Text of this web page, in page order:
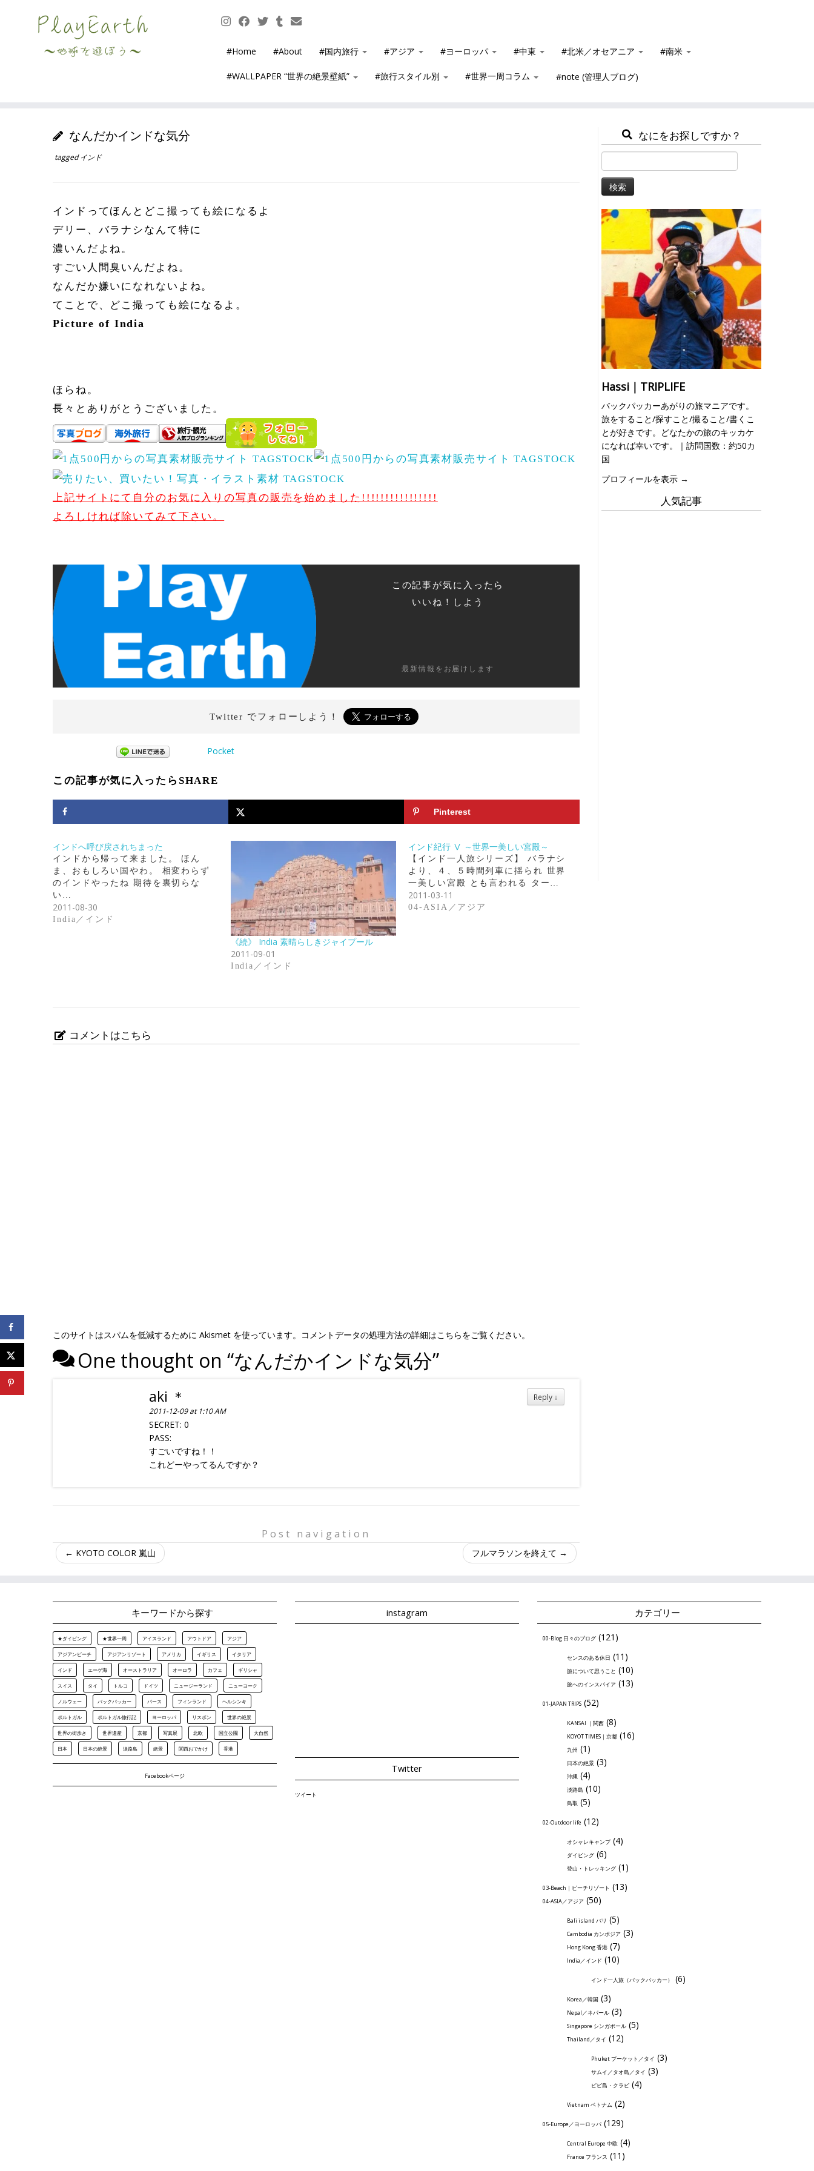
#Home
#About #国内旅行 #アジア #ヨーロッパ #中東 #北米／オセアニア #南米
#WALLPAPER “世界の絶景壁紙” #旅行スタイル別 #世界一周コラム #note (管理人ブログ)
なんだかインドな気分
taggedインド
インドってほんとどこ撮っても絵になるよ
デリー、バラナシなんて特に
濃いんだよね。
すごい人間臭いんだよね。
なんだか嫌いになれないよね。
てことで、どこ撮っても絵になるよ。
Picture of India
ほらね。
長々とありがとうございました。
上記サイトにて自分のお気に入りの写真の販売を始めました!!!!!!!!!!!!!!!!
よろしければ除いてみて下さい。
この記事が気に入ったら
いいね！しよう
最新情報をお届けします
Twitter でフォローしよう！
Pocket
この記事が気に入ったらSHARE
Pinterest
インドへ呼び戻されちまった
インドから帰って来ました。 ほん
ま、おもしろい国やわ。 相変わらず
のインドやったね 期待を裏切らな
い…
2011-08-30
India／インド
《続》 India 素晴らしきジャイプール
2011-09-01
India／インド
インド紀行 Ⅴ ～世界一美しい宮殿～
【インド一人旅シリーズ】 バラナシ
より、４、５時間列車に揺られ 世界
一美しい宮殿 とも言われる ター…
2011-03-11
04-ASIA／アジア
コメントはこちら
このサイトはスパムを低減するために Akismet を使っています。 コメントデータの処理方法の詳細はこちらをご覧ください。
One thought on “なんだかインドな気分”
Reply ↓
aki ＊
2011-12-09 at 1:10 AM
SECRET: 0
PASS:
すごいですね！！
これどーやってるんですか？
Post navigation
← KYOTO COLOR 嵐山 フルマラソンを終えて →
なにをお探しですか？
索:
Hassi｜TRIPLIFE
バックパッカーあがりの旅マニアです。
旅をすること/探すこと/撮ること/書くこ
とが好きです。どなたかの旅のキッカケ
になれば幸いです。｜訪問国数：約50カ
国
プロフィールを表示 →
人気記事
キーワードから探す
★ダイビング ★世界一周 アイスランド アウトドア アジア
アジアンビーチ アジアンリゾート アメリカ イギリス イタリア
インド エーゲ海 オーストラリア オーロラ カフェ ギリシャ
スイス タイ トルコ ドイツ ニュージーランド ニューヨーク
ノルウェー バックパッカー パース フィンランド ヘルシンキ
ポルトガル ポルトガル旅行記 ヨーロッパ リスボン 世界の絶景
世界の街歩き 世界遺産 京都 写真展 北欧 国立公園 大自然
日本 日本の絶景 淡路島 絶景 関西おでかけ 香港
Facebookページ
instagram
Twitter
ツイート
カテゴリー
00-Blog 日々のブログ (121)
センスのある休日 (11)
旅について思うこと (10)
旅へのインスパイア (13)
01-JAPAN TRIPS (52)
KANSAI ｜関西 (8)
KOYOT TIMES｜京都 (16)
九州 (1)
日本の絶景 (3)
沖縄 (4)
淡路島 (10)
鳥取 (5)
02-Outdoor life (12)
オシャレキャンプ(4)
ダイビング (6)
登山・トレッキング (1)
03-Beach｜ビーチリゾート (13)
04-ASIA／アジア (50)
Bali island バリ (5)
Cambodia カンボジア (3)
Hong Kong 香港 (7)
India／インド (10)
インド一人旅（バックパッカー） (6)
Korea／韓国 (3)
Nepal／ネパール (3)
Singapore シンガポール (5)
Thailand／タイ (12)
Phuket プーケット／タイ (3)
サムイ／タオ島／タイ (3)
ピピ島・クラビ (4)
Vietnam ベトナム (2)
05-Europe／ヨーロッパ (129)
Central Europe 中欧 (4)
France フランス (11)